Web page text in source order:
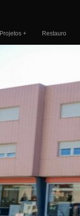
Projetos + Restauro